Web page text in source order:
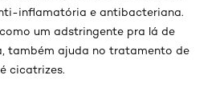
inflamatória e antibacteriana.
um adstringente pra lá de
também ajuda no tratamento de
cicatrizes.